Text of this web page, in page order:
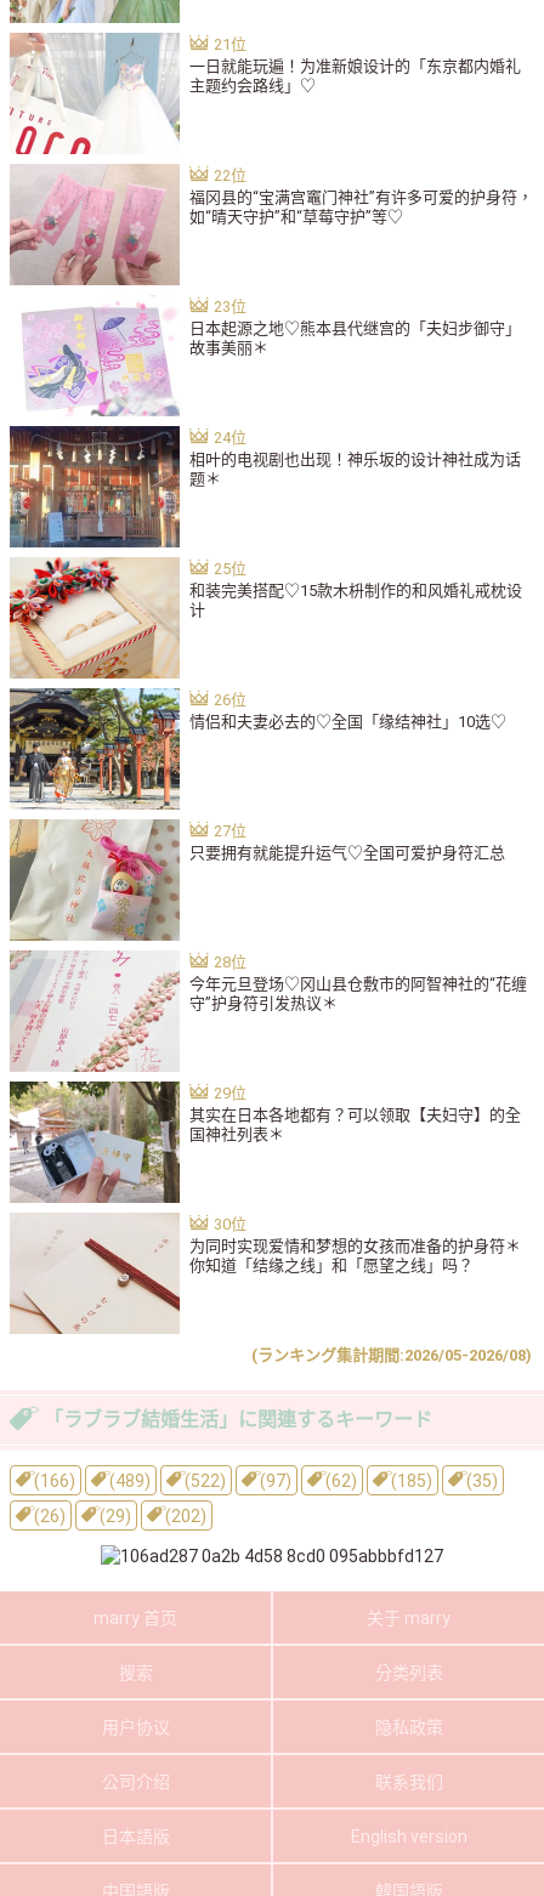
一日就能玩遍！为准新娘设计的「东京都内婚礼
主题约会路线」♡
福冈县的“宝满宫竈门神社”有许多可爱的护身符，
如“晴天守护”和“草莓守护”等♡
日本起源之地♡熊本县代继宫的「夫妇步御守」
故事美丽＊
相叶的电视剧也出现！神乐坂的设计神社成为话
题＊
和装完美搭配♡15款木枡制作的和风婚礼戒枕设
计
情侣和夫妻必去的♡全国「缘结神社」10选♡
只要拥有就能提升运气♡全国可爱护身符汇总
今年元旦登场♡冈山县仓敷市的阿智神社的“花缠
守”护身符引发热议＊
其实在日本各地都有？可以领取【夫妇守】的全
国神社列表＊
为同时实现爱情和梦想的女孩而准备的护身符＊
你知道「结缘之线」和「愿望之线」吗？
(ランキング集計期間:2026/05-2026/08)
「ラブラブ結婚生活」に関連するキーワード
(166) (489) (522) (97) (62) (185)
(35)
(26)
(29) (202)
marry 首页 关于 marry
搜索 分类列表
用户协议 隐私政策
公司介绍 联系我们
日本語版 English version
中国語版 韓国語版